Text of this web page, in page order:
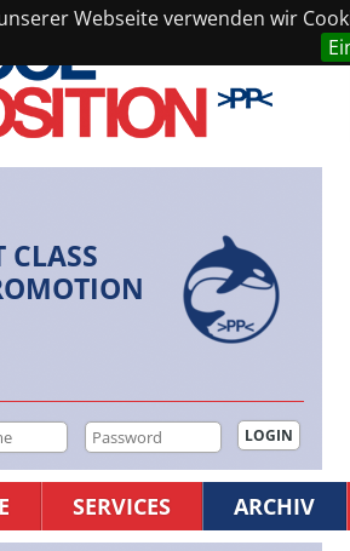
Webseite verwenden wir
CLASS
SERVICES ARCHIV